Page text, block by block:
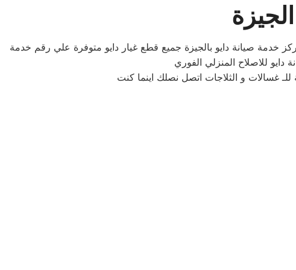
خدمة صيانة دايو بالجيزة جميع قطع غيار دايو متوفرة علي رقم خدمة
دايو للاصلاح المنزلي الفوري
للـ غسالات و الثلاجات اتصل نصلك اينما كنت